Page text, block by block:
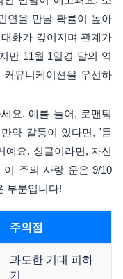
연을 만날 확률이 높아
화가 깊어지며 관계가
만 11월 1일경 달의 역
뮤니케이션을 우선하
요. 예를 들어, 로맨틱
약 갈등이 있다면, '듣
예요. 싱글이라면, 자신
이 주의 사랑 운은 9/10
부분입니다!
주의점
과도한 기대 피하
기